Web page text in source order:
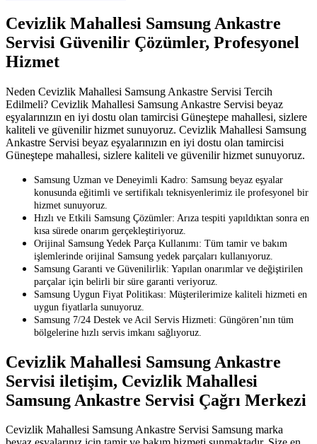
Cevizlik Mahallesi Samsung Ankastre
Servisi Güvenilir Çözümler, Profesyonel
Hizmet
Neden Cevizlik Mahallesi Samsung Ankastre Servisi Tercih
Edilmeli? Cevizlik Mahallesi Samsung Ankastre Servisi beyaz
eşyalarınızın en iyi dostu olan tamircisi Güneştepe mahallesi, sizlere
kaliteli ve güvenilir hizmet sunuyoruz. Cevizlik Mahallesi Samsung
Ankastre Servisi beyaz eşyalarınızın en iyi dostu olan tamircisi
Güneştepe mahallesi, sizlere kaliteli ve güvenilir hizmet sunuyoruz.
Samsung Uzman ve Deneyimli Kadro: Samsung beyaz eşyalar
konusunda eğitimli ve sertifikalı teknisyenlerimiz ile profesyonel bir
hizmet sunuyoruz.
Hızlı ve Etkili Samsung Çözümler: Arıza tespiti yapıldıktan sonra en
kısa sürede onarım gerçekleştiriyoruz.
Orijinal Samsung Yedek Parça Kullanımı: Tüm tamir ve bakım
işlemlerinde orijinal Samsung yedek parçaları kullanıyoruz.
Samsung Garanti ve Güvenilirlik: Yapılan onarımlar ve değiştirilen
parçalar için belirli bir süre garanti veriyoruz.
Samsung Uygun Fiyat Politikası: Müşterilerimize kaliteli hizmeti en
uygun fiyatlarla sunuyoruz.
Samsung 7/24 Destek ve Acil Servis Hizmeti: Güngören’nın tüm
bölgelerine hızlı servis imkanı sağlıyoruz.
Cevizlik Mahallesi Samsung Ankastre
Servisi iletişim, Cevizlik Mahallesi
Samsung Ankastre Servisi Çağrı Merkezi
Cevizlik Mahallesi Samsung Ankastre Servisi Samsung marka